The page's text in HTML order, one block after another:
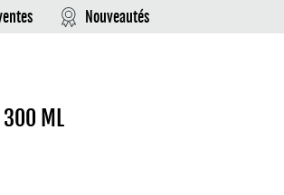
Nouveautés
300 ML